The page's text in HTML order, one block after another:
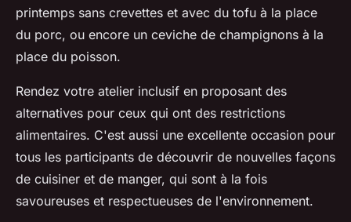
printemps sans crevettes et avec du tofu à la place
du porc, ou encore un ceviche de champignons à la
place du poisson.
Rendez votre atelier inclusif en proposant des
alternatives pour ceux qui ont des restrictions
alimentaires. C'est aussi une excellente occasion pour
tous les participants de découvrir de nouvelles façons
de cuisiner et de manger, qui sont à la fois
savoureuses et respectueuses de l'environnement.